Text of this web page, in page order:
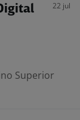
22 jul
Superior